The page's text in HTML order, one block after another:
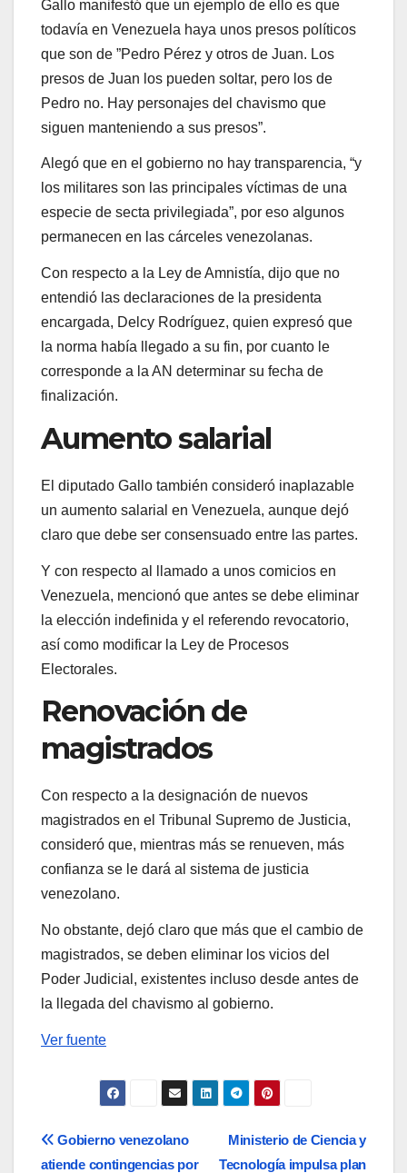
Gallo manifestó que un ejemplo de ello es que
todavía en Venezuela haya unos presos políticos
que son de ”Pedro Pérez y otros de Juan. Los
presos de Juan los pueden soltar, pero los de
Pedro no. Hay personajes del chavismo que
siguen manteniendo a sus presos”.
Alegó que en el gobierno no hay transparencia, “y
los militares son las principales víctimas de una
especie de secta privilegiada”, por eso algunos
permanecen en las cárceles venezolanas.
Con respecto a la Ley de Amnistía, dijo que no
entendió las declaraciones de la presidenta
encargada, Delcy Rodríguez, quien expresó que
la norma había llegado a su fin, por cuanto le
corresponde a la AN determinar su fecha de
finalización.
Aumento salarial
El diputado Gallo también consideró inaplazable
un aumento salarial en Venezuela, aunque dejó
claro que debe ser consensuado entre las partes.
Y con respecto al llamado a unos comicios en
Venezuela, mencionó que antes se debe eliminar
la elección indefinida y el referendo revocatorio,
así como modificar la Ley de Procesos
Electorales.
Renovación de
magistrados
Con respecto a la designación de nuevos
magistrados en el Tribunal Supremo de Justicia,
consideró que, mientras más se renueven, más
confianza se le dará al sistema de justicia
venezolano.
No obstante, dejó claro que más que el cambio de
magistrados, se deben eliminar los vicios del
Poder Judicial, existentes incluso desde antes de
la llegada del chavismo al gobierno.
Ver fuente
Navegación
Ministerio de Ciencia y
Tecnología impulsa plan
Gobierno venezolano
atiende contingencias por